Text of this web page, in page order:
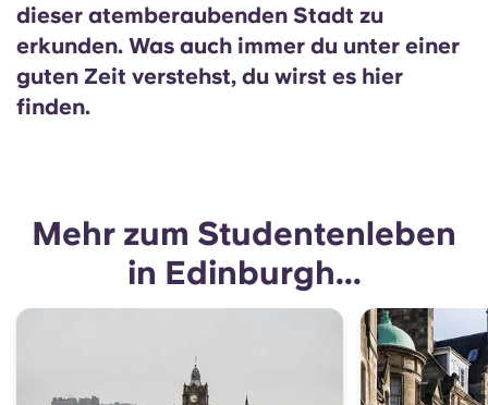
dieser atemberaubenden Stadt zu
erkunden. Was auch immer du unter einer
guten Zeit verstehst, du wirst es hier
finden.
Mehr zum Studentenleben
in Edinburgh...